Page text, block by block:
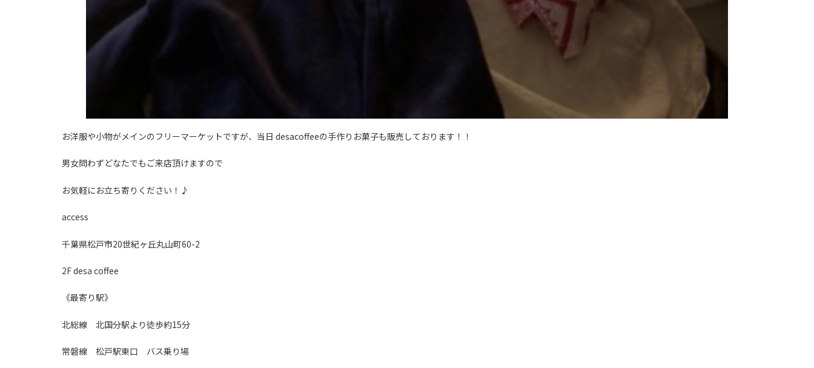
お洋服や小物がメインのフリーマーケットですが、当日 desacoffeeの手作りお菓子も販売しております！！
男女問わずどなたでもご来店頂けますので
お気軽にお立ち寄りください！♪
access
千葉県松戸市20世紀ヶ丘丸山町60-2
2F desa coffee
《最寄り駅》
北総線 北国分駅より徒歩約15分
常磐線 松戸駅東口 バス乗り場